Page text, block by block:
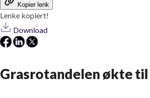
Kopier lenk
Lenke kopiert!
Download
Grasrotandelen økte til